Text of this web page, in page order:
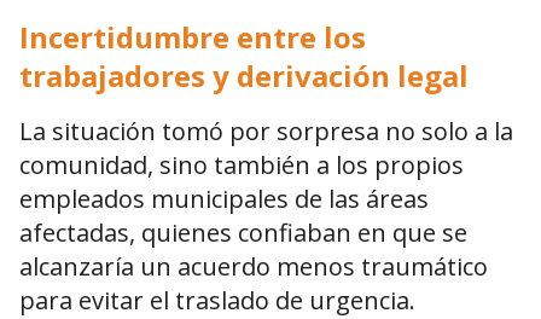
Incertidumbre entre los
trabajadores y derivación legal
La situación tomó por sorpresa no solo a la
comunidad, sino también a los propios
empleados municipales de las áreas
afectadas, quienes confiaban en que se
alcanzaría un acuerdo menos traumático
para evitar el traslado de urgencia.